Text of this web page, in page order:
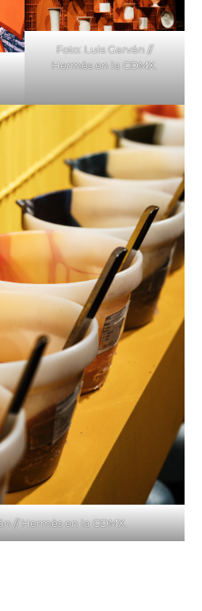
Foto: Luis Garván //
Hermès en la CDMX.
// Hermès en la CDMX.